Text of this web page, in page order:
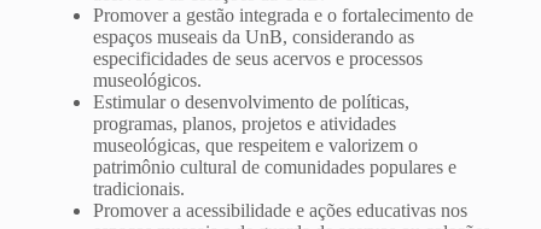
Promover a gestão integrada e o fortalecimento de
espaços museais da UnB, considerando as
especificidades de seus acervos e processos
museológicos.
Estimular o desenvolvimento de políticas,
programas, planos, projetos e atividades
museológicas, que respeitem e valorizem o
patrimônio cultural de comunidades populares e
tradicionais.
Promover a acessibilidade e ações educativas nos